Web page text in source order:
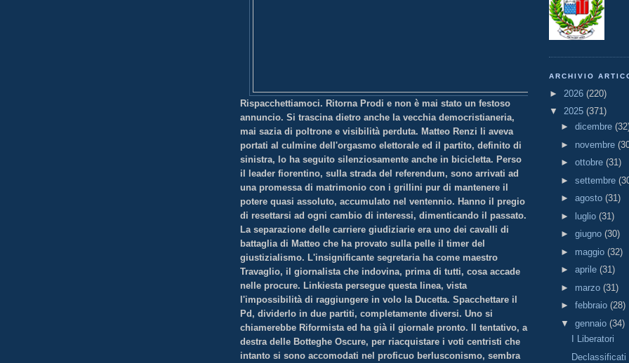
Rispacchettiamoci. Ritorna Prodi e non è mai stato un festoso
annuncio. Si trascina dietro anche la vecchia democristianeria,
mai sazia di poltrone e visibilità perduta. Matteo Renzi li aveva
portati al culmine dell'orgasmo elettorale ed il partito, definito di
sinistra, lo ha seguito silenziosamente anche in bicicletta. Perso
il leader fiorentino, sulla strada del referendum, sono arrivati ad
una promessa di matrimonio con i grillini pur di mantenere il
potere quasi assoluto, accumulato nel ventennio. Hanno il pregio
di resettarsi ad ogni cambio di interessi, dimenticando il passato.
La separazione delle carriere giudiziarie era uno dei cavalli di
battaglia di Matteo che ha provato sulla pelle il timer del
giustizialismo. L'insignificante segretaria ha come maestro
Travaglio, il giornalista che indovina, prima di tutti, cosa accade
nelle procure. Linkiesta persegue questa linea, vista
l'impossibilità di raggiungere in volo la Ducetta. Spacchettare il
Pd, dividerlo in due partiti, completamente diversi. Uno si
chiamerebbe Riformista ed ha già il giornale pronto. Il tentativo, a
destra delle Botteghe Oscure, per riacquistare i voti centristi che
intanto si sono accomodati nel proficuo berlusconismo, sembra
ARCHIVIO
► 2026 (220)
▼ 2025 (371)
► dicembre
► novembre
► ottobre (31)
► settembre
► agosto (31)
►
luglio (31)
► giugno (30)
► maggio (32)
► aprile (31)
► marzo (31)
► febbraio (28)
▼ gennaio (34)
I Liberatori
Declassificati